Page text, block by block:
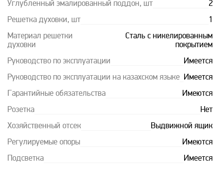
Углубленный эмалированный поддон, шт 2
Решетка духовки, шт 1
Материал решетки
духовки
Сталь с никелированным
покрытием
Руководство по эксплуатации Имеется
Руководство по эксплуатации на казахском языке Имеется
Гарантийные обязательства Имеются
Розетка Нет
Хозяйственный отсек Выдвижной ящик
Регулируемые опоры Имеются
Подсветка Имеется